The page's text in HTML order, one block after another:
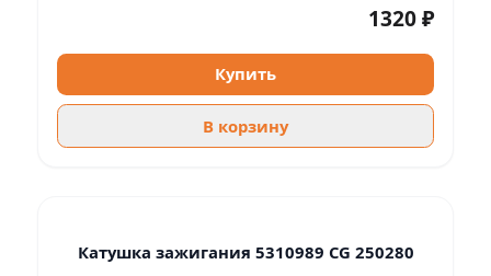
1320 ₽
Купить
В корзину
Катушка зажигания 5310989 CG 250280